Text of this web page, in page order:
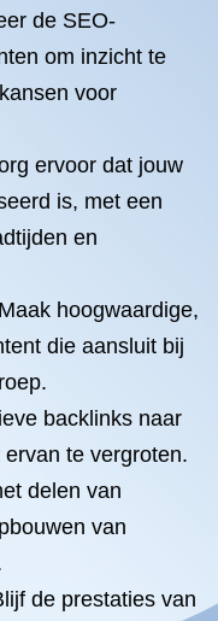
de SEO-
om inzicht te
voor
ervoor dat jouw
is, met een
en
hoogwaardige,
die aansluit bij
backlinks naar
te vergroten.
delen van
van
de prestaties van